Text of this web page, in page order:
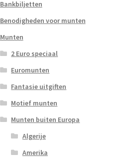
Bankbiljetten
Benodigheden voor munten
Munten
2 Euro speciaal
Euromunten
Fantasie uitgiften
Motief munten
Munten buiten Europa
Algerije
Amerika